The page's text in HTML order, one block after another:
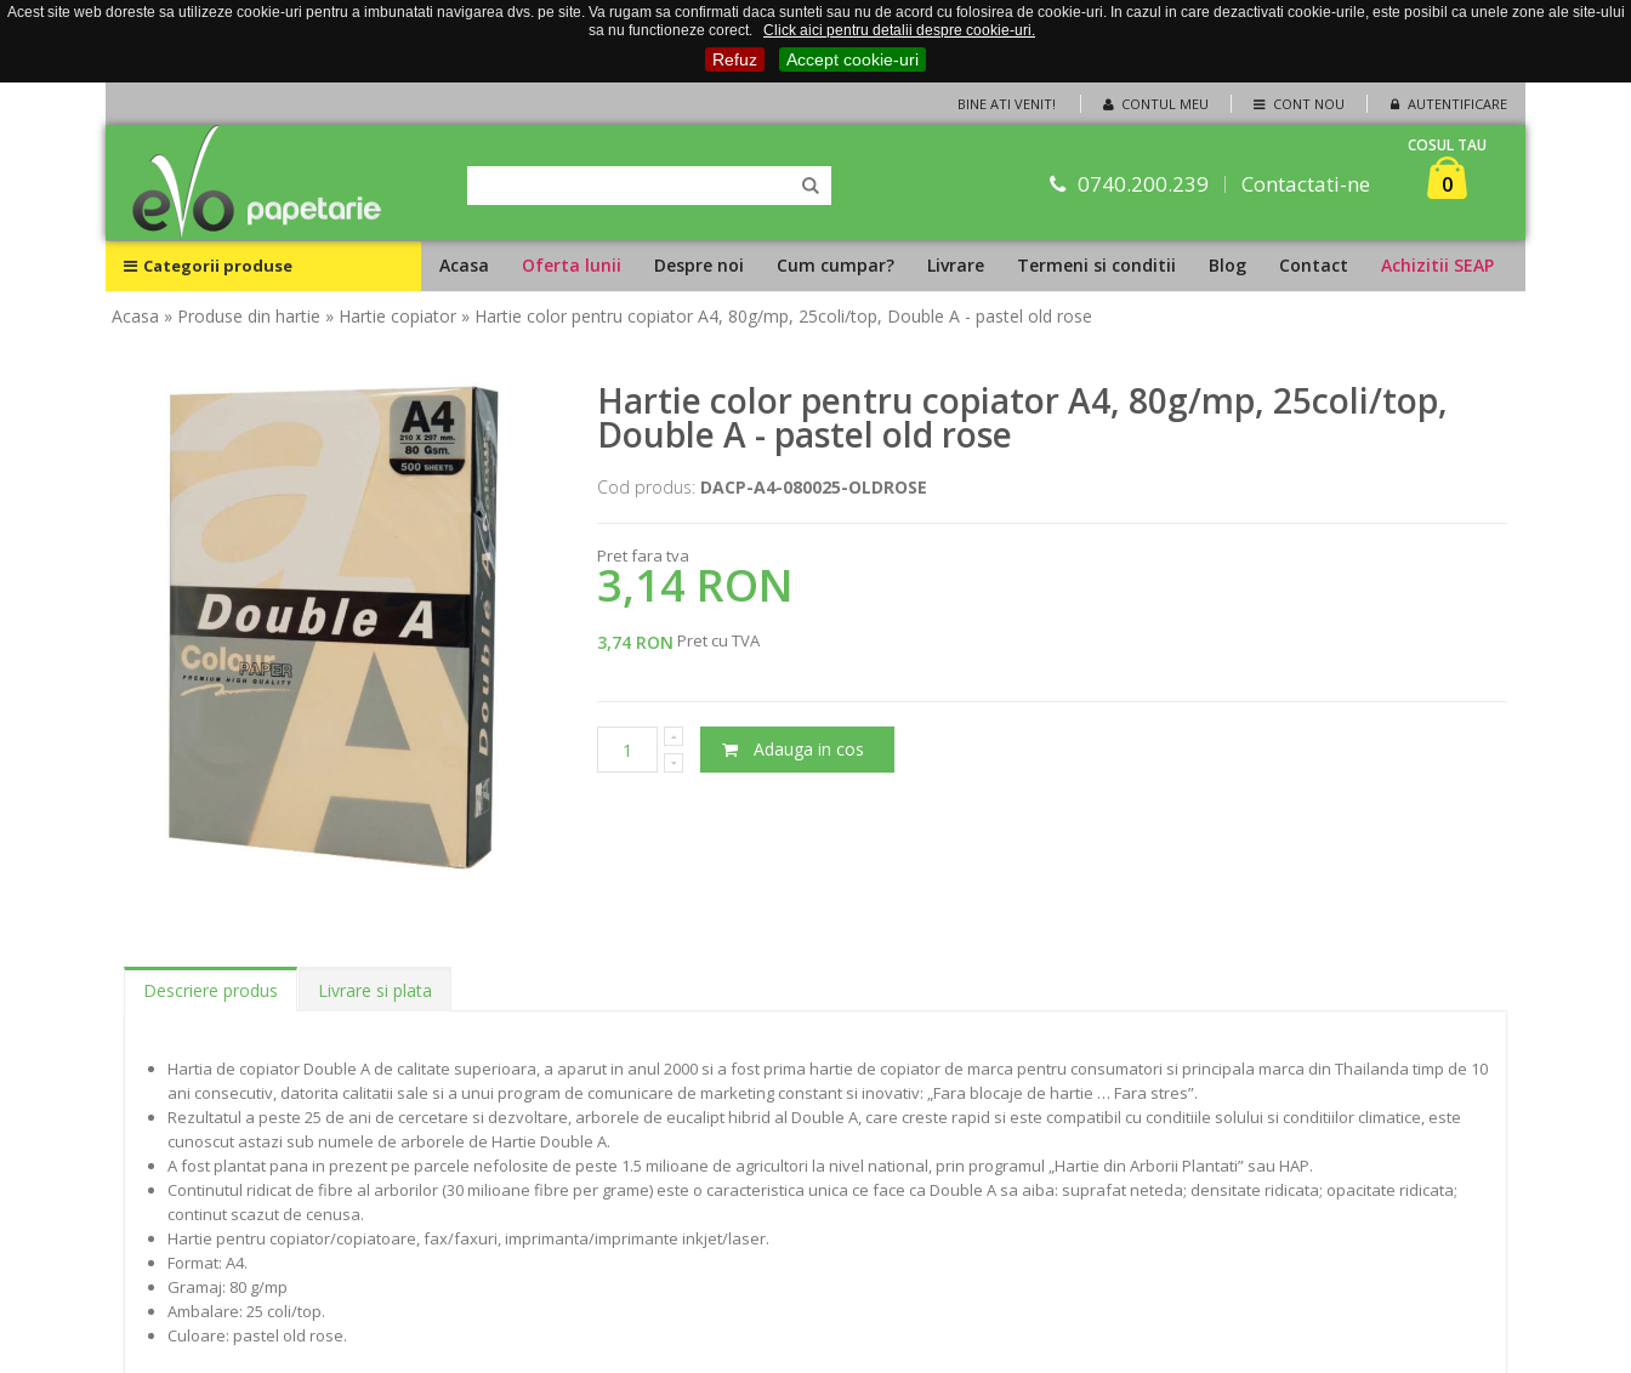
Acest site web doreste sa utilizeze cookie-uri pentru a imbunatati navigarea dvs. pe site. Va rugam sa confirmati daca sunteti sau nu de acord cu folosirea de cookie-uri. In cazul in care dezactivati cookie-urile, este posibil ca unele zone ale site-ului
sa nu functioneze corect.
Click aici pentru detalii despre cookie-uri.
Refuz Accept cookie-uri
CONTUL MEU CONT NOU AUTENTIFICARE
BINE ATI VENIT!
0740.200.239 Contactati-ne
COSUL TAU
0
Categorii produse Acasa Oferta lunii Despre noi Cum cumpar? Livrare Termeni si conditii Blog Contact Achizitii SEAP
Acasa » Produse din hartie » Hartie copiator » Hartie color pentru copiator A4, 80g/mp, 25coli/top, Double A - pastel old rose
Hartie color pentru copiator A4, 80g/mp, 25coli/top,
Double A - pastel old rose
Cod produs: DACP-A4-080025-OLDROSE
Pret fara tva
3,14 RON
3,74 RON Pret cu TVA
Adauga in cos
Descriere produs Livrare si plata
Hartia de copiator Double A de calitate superioara, a aparut in anul 2000 si a fost prima hartie de copiator de marca pentru consumatori si principala marca din Thailanda timp de 10
ani consecutiv, datorita calitatii sale si a unui program de comunicare de marketing constant si inovativ: „Fara blocaje de hartie … Fara stres”.
Rezultatul a peste 25 de ani de cercetare si dezvoltare, arborele de eucalipt hibrid al Double A, care creste rapid si este compatibil cu conditiile solului si conditiilor climatice, este
cunoscut astazi sub numele de arborele de Hartie Double A.
A fost plantat pana in prezent pe parcele nefolosite de peste 1.5 milioane de agricultori la nivel national, prin programul „Hartie din Arborii Plantati” sau HAP.
Continutul ridicat de fibre al arborilor (30 milioane fibre per grame) este o caracteristica unica ce face ca Double A sa aiba: suprafat neteda; densitate ridicata; opacitate ridicata;
continut scazut de cenusa.
Hartie pentru copiator/copiatoare, fax/faxuri, imprimanta/imprimante inkjet/laser.
Format: A4.
Gramaj: 80 g/mp
Ambalare: 25 coli/top.
Culoare: pastel old rose.